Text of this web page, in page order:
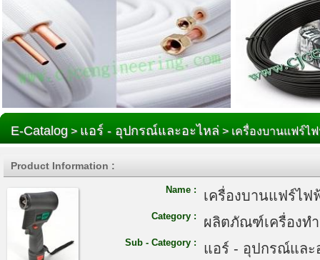
E-Catalog > แอร์ - อุปกรณ์และอะไหล่ > เครื่องบานแฟร์ไ
Product Information :
Name : เครื่องบานแฟร์ไฟ
Category : ผลิตภัณฑ์เครื่องท
Sub - Category : แอร์ - อุปกรณ์และ